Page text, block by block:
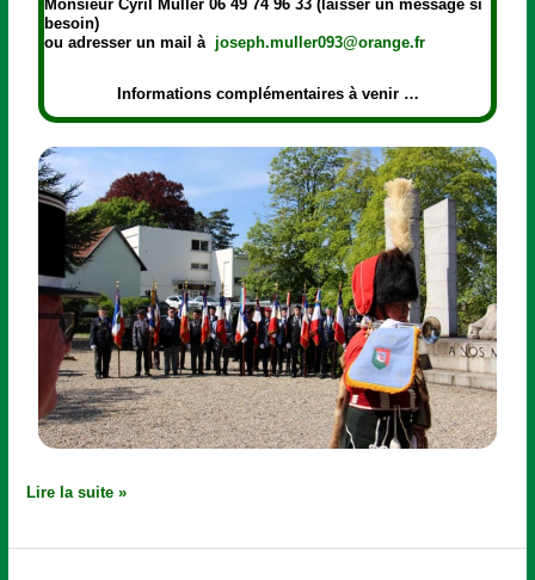
Monsieur Cyril Muller 06 49 74 96 33 (laisser un message si
besoin)
ou adresser un mail à joseph.muller093@orange.fr
Informations complémentaires à venir …
Lire la suite »